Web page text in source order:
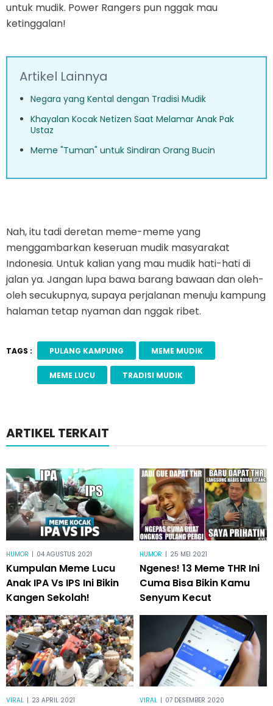
untuk mudik. Power Rangers pun nggak mau
ketinggalan!
Artikel Lainnya
Negara yang Kental dengan Tradisi Mudik
Khayalan Kocak Netizen Saat Melamar Anak Pak
Ustaz
Meme "Tuman" untuk Sindiran Orang Bucin
Nah, itu tadi deretan meme-meme yang
menggambarkan keseruan mudik masyarakat
Indonesia. Untuk kalian yang mau mudik hati-hati di
jalan ya. Jangan lupa bawa barang bawaan dan oleh-
oleh secukupnya, supaya perjalanan menuju kampung
halaman tetap nyaman dan nggak ribet.
TAGS : PULANG KAMPUNG MEME MUDIK
MEME LUCU TRADISI MUDIK
ARTIKEL TERKAIT
HUMOR | 04 AGUSTUS 2021
Kumpulan Meme Lucu
Anak IPA Vs IPS Ini Bikin
Kangen Sekolah!
HUMOR | 25 MEI 2021
Ngenes! 13 Meme THR Ini
Cuma Bisa Bikin Kamu
Senyum Kecut
VIRAL | 23 APRIL 2021 VIRAL | 07 DESEMBER 2020